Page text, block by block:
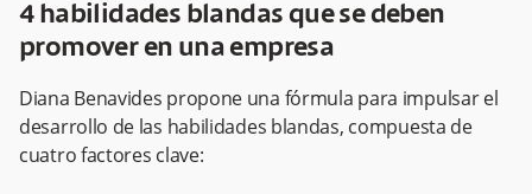
4 habilidades blandas que se deben
promover en una empresa
Diana Benavides propone una fórmula para impulsar el
desarrollo de las habilidades blandas, compuesta de
cuatro factores clave: